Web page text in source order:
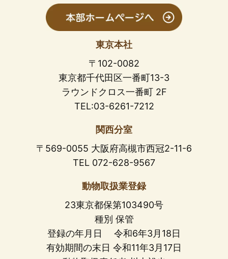
東京本社
〒102-0082
東京都千代田区一番町13-3
ラウンドクロス一番町 2F
TEL:03-6261-7212
関西分室
〒569-0055 大阪府高槻市西冠2-11-6
TEL 072-628-9567
動物取扱業登録
23東京都保第103490号
種別 保管
登録の年月日 令和6年3月18日
有効期間の末日 令和11年3月17日